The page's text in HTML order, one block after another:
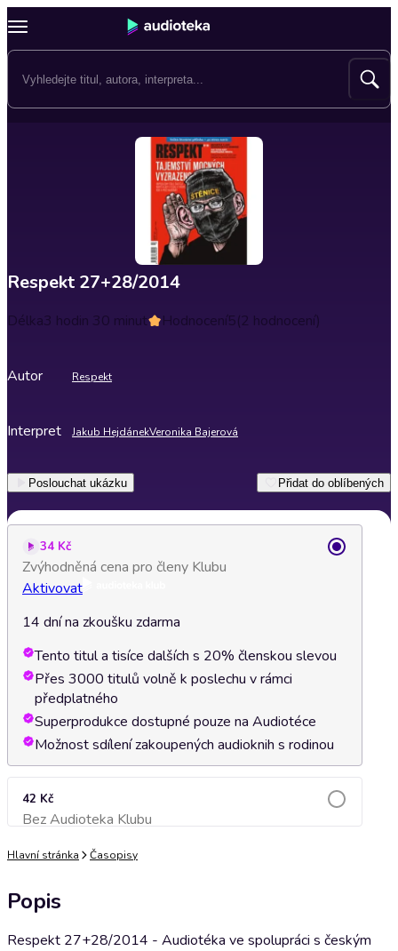
Respekt 27+28/2014
Délka3 hodin 30 minut Hodnocení5(2 hodnocení)
Autor Respekt
Interpret Jakub HejdánekVeronika Bajerová
Poslouchat ukázku Přidat do oblíbených
34 Kč
Zvýhodněná cena pro členy Klubu
Aktivovat
14 dní na zkoušku zdarma
Tento titul a tisíce dalších s 20% členskou slevou
Přes 3000 titulů volně k poslechu v rámci
předplatného
Superprodukce dostupné pouze na Audiotéce
Možnost sdílení zakoupených audioknih s rodinou
42 Kč
Bez Audioteka KlubuPřidat do košíku
Hlavní stránka Časopisy
Popis
Respekt 27+28/2014 - Audiotéka ve spolupráci s českým